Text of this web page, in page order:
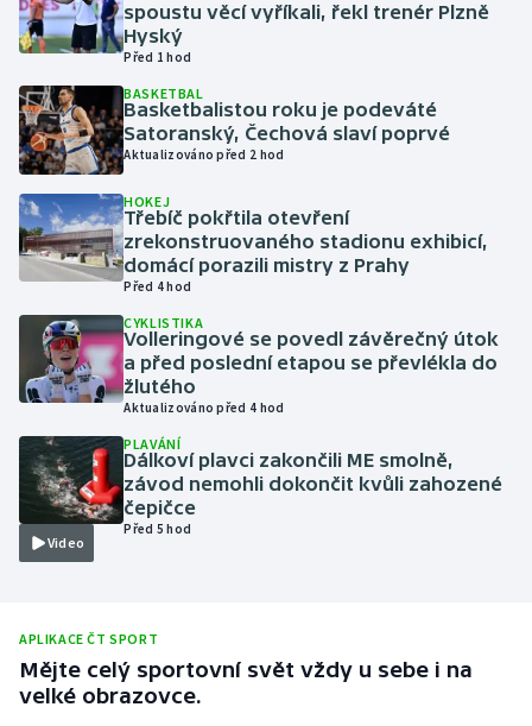
Judo
Lezení
Lyže a snowboard
Moderní pětiboj
Olympijské hry
Parasport
Plavání
Plážový volejbal
Rychlobruslení
Rychlostní kanoistika
spoustu věcí vyříkali, řekl trenér Plzně
Hyský
Před 1 hod
BASKETBAL
Basketbalistou roku je podeváté
Satoranský, Čechová slaví poprvé
Aktualizováno před 2 hod
HOKEJ
Třebíč pokřtila otevření
zrekonstruovaného stadionu exhibicí,
domácí porazili mistry z Prahy
Před 4 hod
CYKLISTIKA
Volleringové se povedl závěrečný útok
a před poslední etapou se převlékla do
žlutého
Aktualizováno před 4 hod
Video
PLAVÁNÍ
Dálkoví plavci zakončili ME smolně,
závod nemohli dokončit kvůli zahozené
čepičce
Před 5 hod
APLIKACE ČT SPORT
Mějte celý sportovní svět vždy u sebe i na
velké obrazovce.